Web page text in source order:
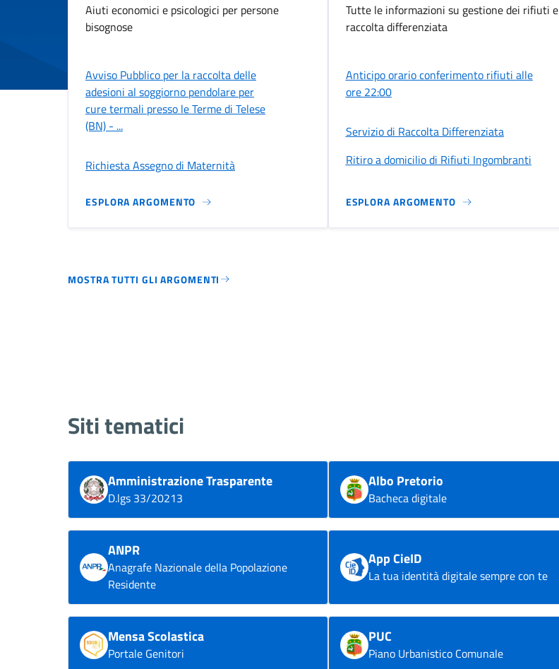
Aiuti economici e psicologici per persone
bisognose
Avviso Pubblico per la raccolta delle
adesioni al soggiorno pendolare per
cure termali presso le Terme di Telese
(BN) - ...
Richiesta Assegno di Maternità
ESPLORA ARGOMENTO
Tutte le informazioni su gestione dei rifiuti e
raccolta differenziata
Anticipo orario conferimento rifiuti alle
ore 22:00
Servizio di Raccolta Differenziata
Ritiro a domicilio di Rifiuti Ingombranti
ESPLORA ARGOMENTO
MOSTRA TUTTI GLI ARGOMENTI
Siti tematici
Amministrazione Trasparente
D.lgs 33/20213
Albo Pretorio
Bacheca digitale
ANPR
Anagrafe Nazionale della Popolazione
Residente
App CieID
La tua identità digitale sempre con te
Mensa Scolastica
Portale Genitori
PUC
Piano Urbanistico Comunale